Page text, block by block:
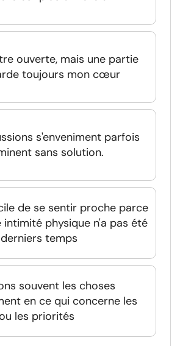
ouverte, mais une partie
toujours mon cœur
s'enveniment parfois
sans solution.
de se sentir proche parce
intimité physique n'a pas été
temps
souvent les choses
en ce qui concerne les
les priorités